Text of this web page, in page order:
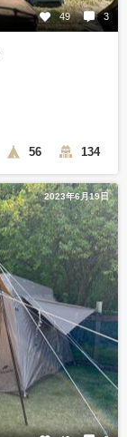
49 3
56 134
2023年6月19日